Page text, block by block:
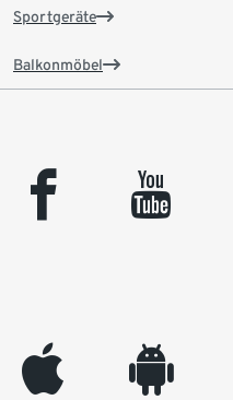
Sportgeräte
Balkonmöbel
facebook youtube
appleinc android